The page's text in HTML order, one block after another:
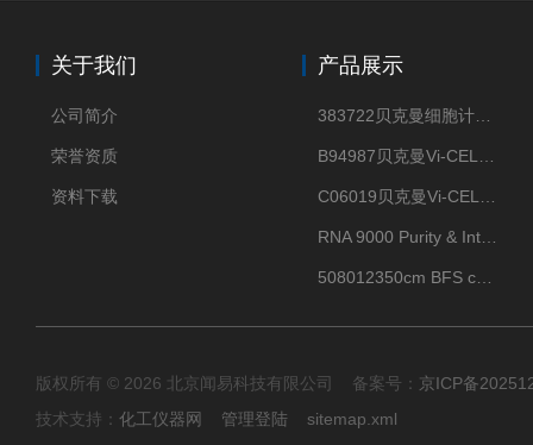
关于我们
公司简介
荣誉资质
资料下载
产品展示
版权所有 © 2026 北京闻易科技有限公司 备案号： 京ICP备
技术支持： 化工仪器网 管理登陆 sitemap.xml